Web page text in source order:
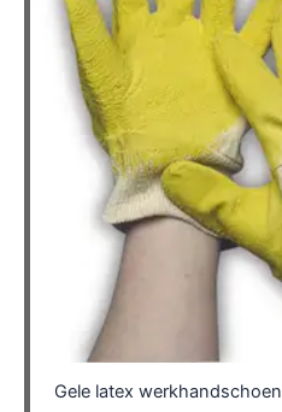
Gele latex werkhandschoen